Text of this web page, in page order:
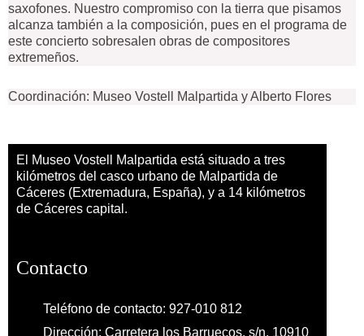
saxofones. Nuestro compromiso con la tierra que pisamos
alcanza también a la composición, pues en el programa de
este concierto sobresalen obras de compositores
extremeños.
Coordinación: Museo Vostell Malpartida y Alberto Flores
El Museo Vostell Malpartida está situado a tres
kilómetros del casco urbano de Malpartida de
Cáceres (Extremadura, España), y a 14 kilómetros
de Cáceres capital.
Contacto
Teléfono de contacto: 927-010 812
Dirección: Carretera los Barruecos, s/n, 10910